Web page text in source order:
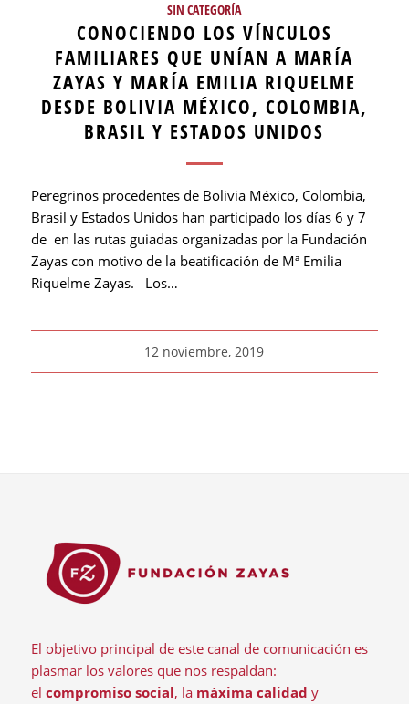
SIN CATEGORÍA
CONOCIENDO LOS VÍNCULOS
FAMILIARES QUE UNÍAN A MARÍA
ZAYAS Y MARÍA EMILIA RIQUELME
DESDE BOLIVIA MÉXICO, COLOMBIA,
BRASIL Y ESTADOS UNIDOS
Peregrinos procedentes de Bolivia México, Colombia,
Brasil y Estados Unidos han participado los días 6 y 7
de en las rutas guiadas organizadas por la Fundación
Zayas con motivo de la beatificación de Mª Emilia
Riquelme Zayas. Los…
12 noviembre, 2019
El objetivo principal de este canal de comunicación es
plasmar los valores que nos respaldan:
el compromiso social, la máxima calidad y